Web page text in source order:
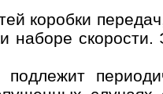
коробки
подлежит